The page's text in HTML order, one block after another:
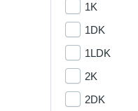
1K
1DK
1LDK
2K
2DK